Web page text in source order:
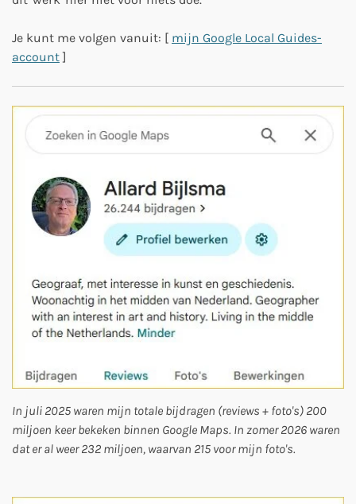
Je kunt me volgen vanuit: [ mijn Google Local Guides-
account]
In juli 2025 waren mijn totale bijdragen (reviews + foto's) 200
miljoen keer bekeken binnen Google Maps. In zomer 2026 waren
dat er al weer 232 miljoen, waarvan 215 voor mijn foto's.